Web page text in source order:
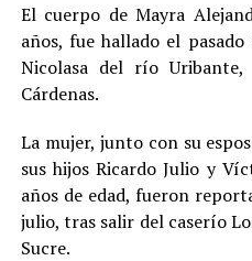
El cuerpo de Mayra
años, fue hallado el
Nicolasa del río
Cárdenas.
La mujer, junto con su
sus hijos Ricardo Julio y
años de edad, fueron
julio, tras salir del caserío
Sucre.